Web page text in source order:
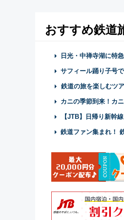
おすすめ鉄道
日光・中禅寺湖に特
サフィール踊り子号
鉄道の旅を楽しむツ
カニの季節到来！カ
【JTB】日帰り新幹
鉄道ファン集まれ！